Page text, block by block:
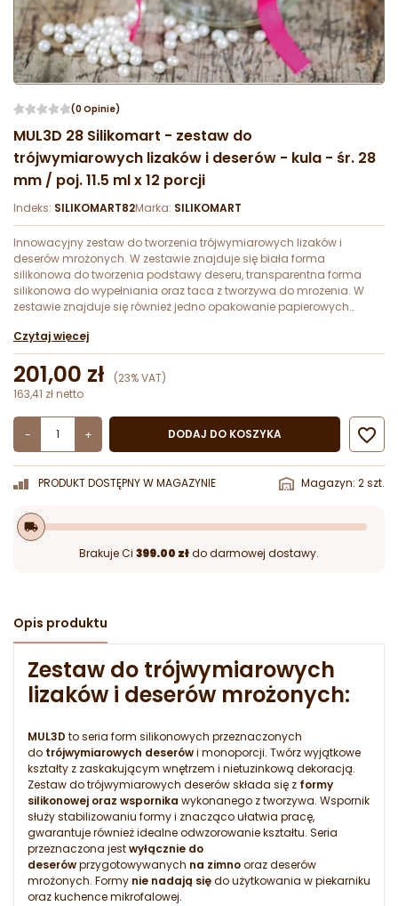
(0 Opinie)
MUL3D 28 Silikomart - zestaw do
trójwymiarowych lizaków i deserów - kula - śr. 28
mm / poj. 11.5 ml x 12 porcji
Indeks: SILIKOMART82Marka: SILIKOMART
Innowacyjny zestaw do tworzenia trójwymiarowych lizaków i
deserów mrożonych. W zestawie znajduje się biała forma
silikonowa do tworzenia podstawy deseru, transparentna forma
silikonowa do wypełniania oraz taca z tworzywa do mrożenia. W
zestawie znajduje się również jedno opakowanie papierowych
Czytaj więcej
201,00 zł
(23% VAT)
163,41 zł netto
- + DODAJ DO KOSZYKA 
PRODUKT DOSTĘPNY W MAGAZYNIE Magazyn: 2 szt.
local_shipping
Brakuje Ci 399.00 złdo darmowej dostawy.
Opis produktu
Zestaw do trójwymiarowych
lizaków i deserów mrożonych:
MUL3D to seria form silikonowych przeznaczonych
do trójwymiarowych deserówi monoporcji. Twórz wyjątkowe
kształty z zaskakującym wnętrzem i nietuzinkową dekoracją.
Zestaw do trójwymiarowych deserów składa się z formy
silikonowej oraz wspornika wykonanego z tworzywa. Wspornik
służy stabilizowaniu formy i znacząco ułatwia pracę,
gwarantuje również idealne odwzorowanie kształtu. Seria
przeznaczona jestwyłącznie do
deserówprzygotowywanych na zimnooraz deserów
mrożonych. Formy nie nadają siędo użytkowania w piekarniku
oraz kuchence mikrofalowej.